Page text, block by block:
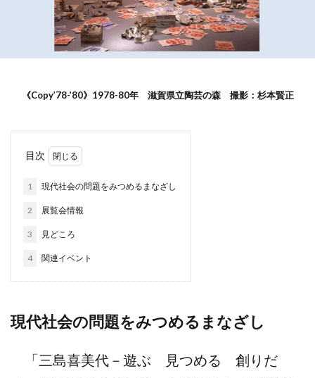
《Copy’78-’80》1978-80年 滋賀県立陶芸の森 撮影：杉本賢正
目次
1 現代社会の問題をみつめるまなざし
2 展覧会情報
3 見どころ
4 関連イベント
現代社会の問題をみつめるまなざし
「三島喜美代－遊ぶ 見つめる 創りだ